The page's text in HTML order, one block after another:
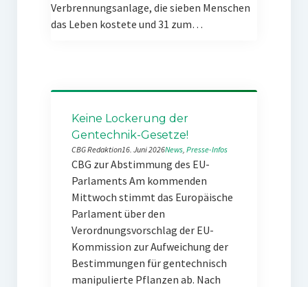
Verbrennungsanlage, die sieben Menschen
das Leben kostete und 31 zum…
Keine Lockerung der
Gentechnik-Gesetze!
CBG Redaktion16. Juni 2026News, Presse-Infos
CBG zur Abstimmung des EU-
Parlaments Am kommenden
Mittwoch stimmt das Europäische
Parlament über den
Verordnungsvorschlag der EU-
Kommission zur Aufweichung der
Bestimmungen für gentechnisch
manipulierte Pflanzen ab. Nach